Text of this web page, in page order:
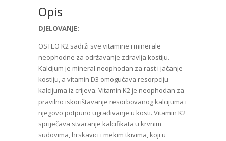
Opis
DJELOVANJE:
OSTEO K2 sadrži sve vitamine i minerale
neophodne za održavanje zdravlja kostiju.
Kalcijum je mineral neophodan za rast i jačanje
kostiju, a vitamin D3 omogućava resorpciju
kalcijuma iz crijeva. Vitamin K2 je neophodan za
pravilno iskorištavanje resorbovanog kalcijuma i
njegovo potpuno ugrađivanje u kosti. Vitamin K2
spriječava stvaranje kalcifikata u krvnim
sudovima, hrskavici i mekim tkivima, koji u